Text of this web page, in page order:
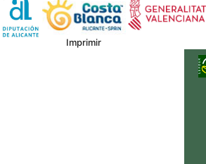
Imprimir